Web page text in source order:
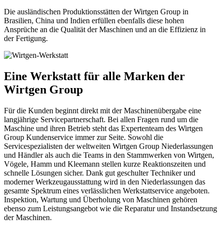
Die ausländischen Produktionsstätten der Wirtgen Group in
Brasilien, China und Indien erfüllen ebenfalls diese hohen
Ansprüche an die Qualität der Maschinen und an die Effizienz in
der Fertigung.
Eine Werkstatt für alle Marken der
Wirtgen Group
Für die Kunden beginnt direkt mit der Maschinenübergabe eine
langjährige Servicepartnerschaft. Bei allen Fragen rund um die
Maschine und ihren Betrieb steht das Expertenteam des Wirtgen
Group Kundenservice immer zur Seite. Sowohl die
Servicespezialisten der weltweiten Wirtgen Group Niederlassungen
und Händler als auch die Teams in den Stammwerken von Wirtgen,
Vögele, Hamm und Kleemann stellen kurze Reaktionszeiten und
schnelle Lösungen sicher. Dank gut geschulter Techniker und
moderner Werkzeugausstattung wird in den Niederlassungen das
gesamte Spektrum eines verlässlichen Werkstattservice angeboten.
Inspektion, Wartung und Überholung von Maschinen gehören
ebenso zum Leistungsangebot wie die Reparatur und Instandsetzung
der Maschinen.